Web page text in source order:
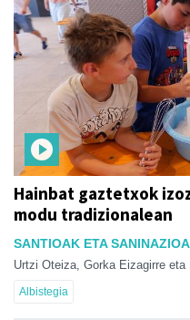
Hainbat gaztetxok
modu tradizionalean
SANTIOAK ETA
Urtzi Oteiza, Gorka Eizagirre
Albistegia